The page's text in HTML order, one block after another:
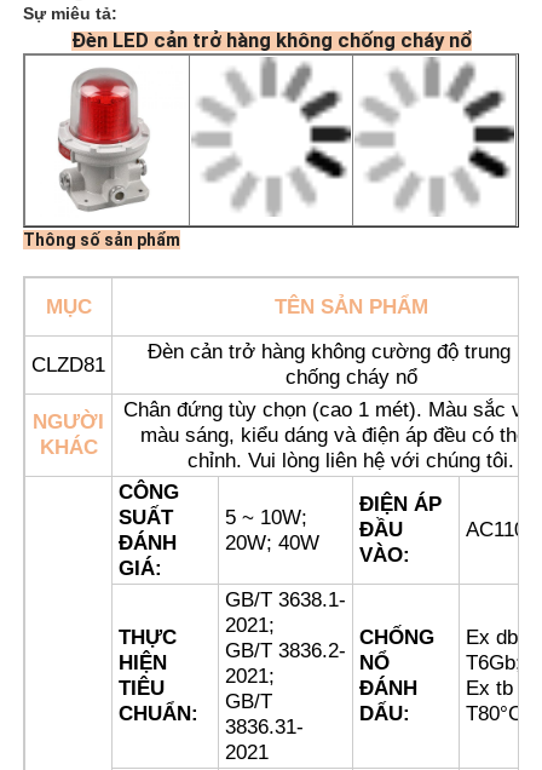
Nhà
Sản phẩm
Về chúng tôi
Tham quan nhà máy
Kiểm soát chất lượng
Sự miêu tả:
Đèn LED cản trở hàng không chống cháy nổ
Thông số sản phẩm
MỤC TÊN SẢN PHẨM
CLZD81
Đèn cản trở hàng không cường độ trung
chống cháy nổ
NGƯỜI
KHÁC
Chân đứng tùy chọn (cao 1 mét). Màu sắc vỏ
màu sáng, kiểu dáng và điện áp đều có thể
chỉnh. Vui lòng liên hệ với chúng tôi.
CÔNG
SUẤT
ĐÁNH
GIÁ:
5 ~ 10W;
20W; 40W
ĐIỆN ÁP
ĐẦU
VÀO:
THỰC
HIỆN
TIÊU
CHUẨN:
GB/T 3638.1-
2021;
GB/T 3836.2-
2021;
GB/T
3836.31-
2021
CHỐNG
NỔ
ĐÁNH
DẤU:
Ex db
T6Gb;
Ex tb
T80°C